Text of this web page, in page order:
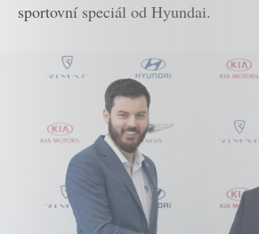
sportovní speciál od Hyundai.